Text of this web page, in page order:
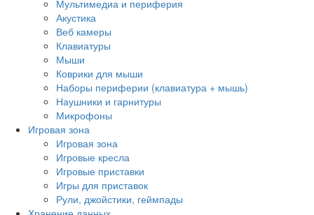
Мультимедиа и периферия
Акустика
Веб камеры
Клавиатуры
Мыши
Коврики для мыши
Наборы периферии (клавиатура + мышь)
Наушники и гарнитуры
Микрофоны
Игровая зона
Игровая зона
Игровые кресла
Игровые приставки
Игры для приставок
Рули, джойстики, геймпады